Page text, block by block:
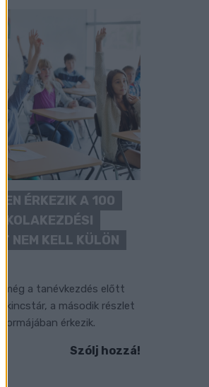
ÉRKEZIK A 100
NEM KELL KÜLÖN
még a tanévkezdés előtt
a második részlet
érkezik.
Szólj hozzá!